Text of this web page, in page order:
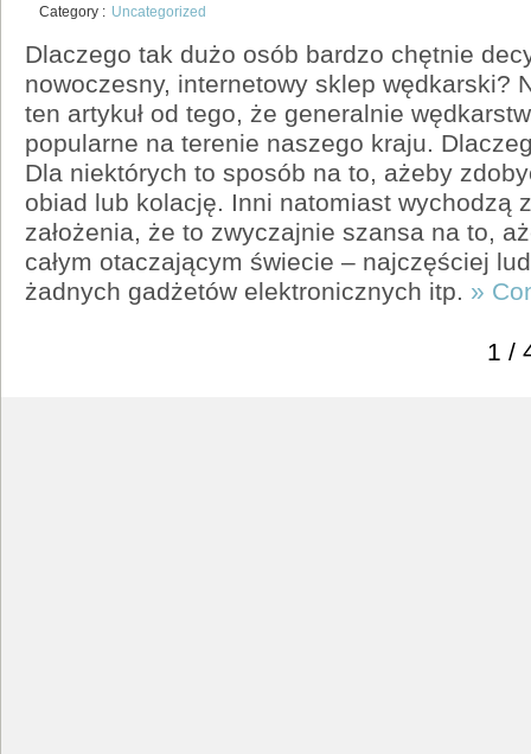
Category : Uncategorized
Dlaczego tak dużo osób bardzo chętnie
nowoczesny, internetowy sklep wędkarski?
ten artykuł od tego, że generalnie
popularne na terenie naszego kraju.
Dla niektórych to sposób na to, ażeby
obiad lub kolację. Inni natomiast wychodzą
założenia, że to zwyczajnie szansa na to,
całym otaczającym świecie – najczęściej
żadnych gadżetów elektronicznych itp. »
1 /